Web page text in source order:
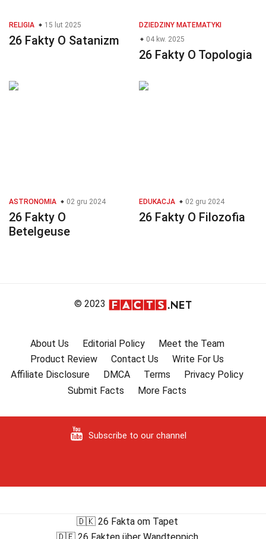
RELIGIA 15 lut 2025
26 Fakty O Satanizm
DZIEDZINY MATEMATYKI
04 kw. 2025
26 Fakty O Topologia
ASTRONOMIA 02 gru 2024
26 Fakty O
Betelgeuse
EDUKACJA 02 gru 2024
26 Fakty O Filozofia
© 2023
About Us Editorial Policy
Meet the Team
Product Review
Contact Us
Write For Us
Affiliate Disclosure
DMCA Terms
Privacy Policy
Submit Facts
More Facts
Subscribe to our channel
🇩🇰 26 Fakta om Tapet